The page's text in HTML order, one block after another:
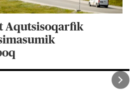
Aqutsisoqarfik